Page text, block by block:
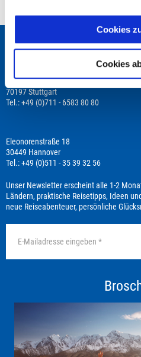
Cookies
Cookies
Wir beraten Dich gerne!
Schwabstraße 22
70197 Stuttgart
Tel.: +49 (0)711 - 6583 80 80
Eleonorenstraße 18
30449 Hannover
Tel.: +49 (0)511 - 35 39 32 56
Unser Newsletter erscheint alle 1-2
Ländern, praktische Reisetipps, Ideen
neue Reiseabenteuer, persönliche